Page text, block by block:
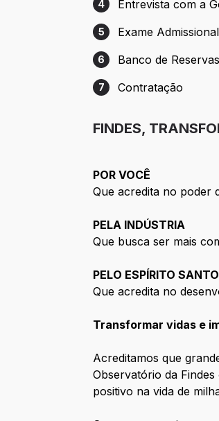
Etapa 4: Entrevista com
4 Entrevista com a
Etapa 5: Exame
5 Exame
Etapa 6: Banco de
6 Banco de Reservas
Etapa 7: Contratação
7 Contratação
FINDES,
POR VOCÊ
Que acredita no poder
PELA INDÚSTRIA
Que busca ser mais
PELO ESPÍRITO SANTO
Que acredita no
Transformar vidas e
Acreditamos que
Observatório da
positivo na vida de